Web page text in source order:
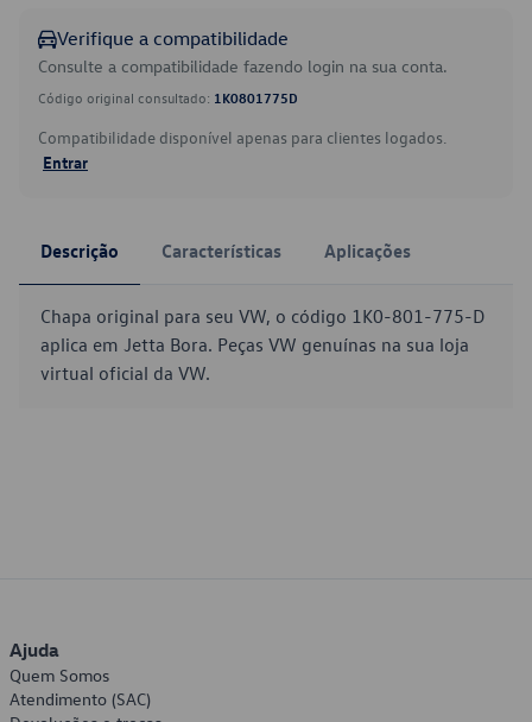
Verifique a compatibilidade
Consulte a compatibilidade fazendo login na sua conta.
Código original consultado: 1K0801775D
Compatibilidade disponível apenas para clientes logados.
Entrar
Descrição Características Aplicações
Chapa original para seu VW, o código 1K0-801-775-D
aplica em Jetta Bora. Peças VW genuínas na sua loja
virtual oficial da VW.
Ajuda
Quem Somos
Atendimento (SAC)